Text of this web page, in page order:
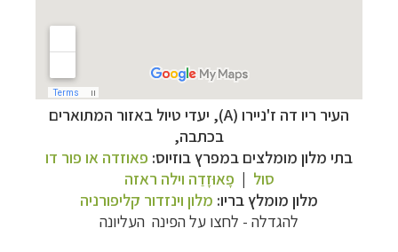
העיר ריו דה ז'ניירו (A), יעדי טיול באזור המתוארים
בכתבה,
בתי מלון מומלצים במפרץ בוזיוס: פאוזדה או פור דו
סול | פָאוּזָדַה וילה ראזה
מלון מומלץ בריו: מלון וינזדור קליפורניה
להגדלה - לחצו על הפינה העליונה
טיולים לדרום ומרכז אמריקה
היעדים »
תכנון
טיולים לצפון אמריקה לחצו לרשימת היעדים »
קרוזים והפלגות נופשלחצו לרשימת היעדים »